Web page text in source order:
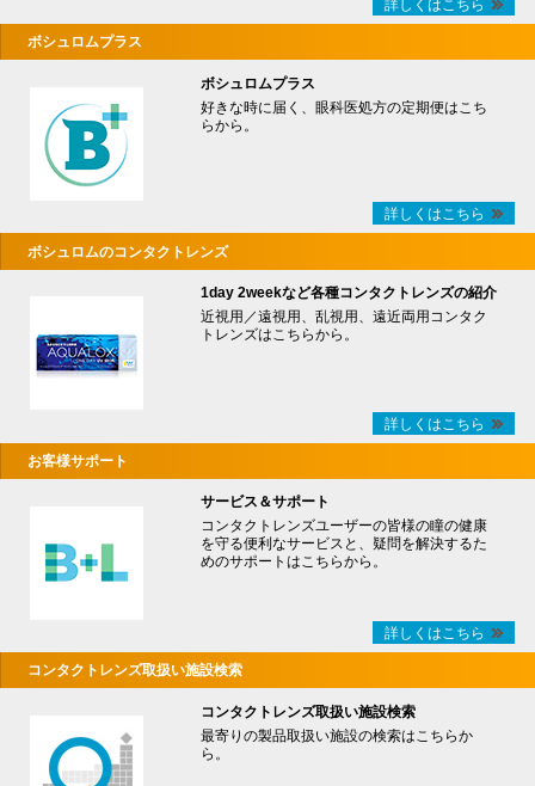
詳しくはこちら
ボシュロムプラス
ボシュロムプラス
好きな時に届く、眼科医処方の定期便はこち
らから。
詳しくはこちら
ボシュロムのコンタクトレンズ
1day 2weekなど各種コンタクトレンズの紹介
近視用／遠視用、乱視用、遠近両用コンタク
トレンズはこちらから。
詳しくはこちら
お客様サポート
サービス＆サポート
コンタクトレンズユーザーの皆様の瞳の健康
を守る便利なサービスと、疑問を解決するた
めのサポートはこちらから。
詳しくはこちら
コンタクトレンズ取扱い施設検索
コンタクトレンズ取扱い施設検索
最寄りの製品取扱い施設の検索はこちらか
ら。